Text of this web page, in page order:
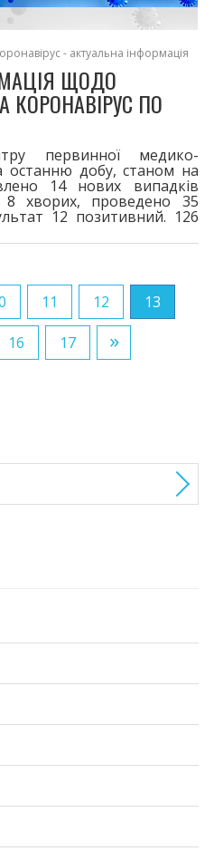
- актуальна інформація
ЩОДО
КОРОНАВІРУС ПО
первинної медико-
останню добу, станом на
14 нових випадків
8 хворих, проведено 35
12 позитивний. 126
За весь період у місті
бустерна доза - 4686,
При перших
11 12 13
16 17 »